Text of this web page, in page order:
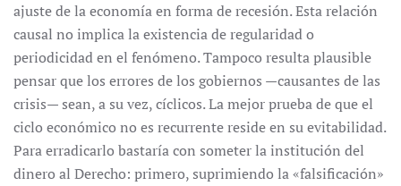
ajuste de la economía en forma de recesión. Esta relación
causal no implica la existencia de regularidad o
periodicidad en el fenómeno. Tampoco resulta plausible
pensar que los errores de los gobiernos —causantes de las
crisis— sean, a su vez, cíclicos. La mejor prueba de que el
ciclo económico no es recurrente reside en su evitabilidad.
Para erradicarlo bastaría con someter la institución del
dinero al Derecho: primero, suprimiendo la «falsificación»